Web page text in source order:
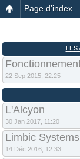
Page d’index
LES
22 Sep 2015, 22:25
L'Alcyon
30 Jan 2017, 11:20
Limbic Systems
14 Déc 2016, 12:33